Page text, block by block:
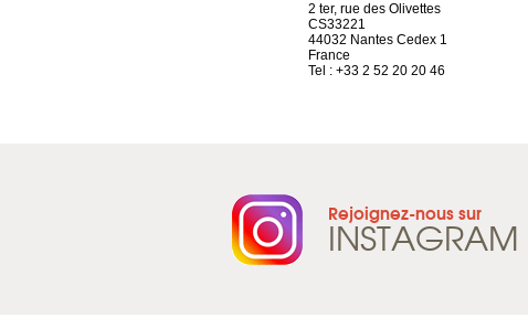
2 ter, rue des Olivettes
CS33221
44032 Nantes Cedex 1
France
Tel : +33 2 52 20 20 46
Rejoignez-nous sur
INSTAGRAM